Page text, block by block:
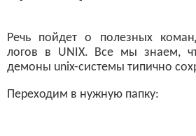
Речь пойдет о полезных
логов в UNIX. Все мы знаем,
демоны unix-системы типично
Переходим в нужную папку: